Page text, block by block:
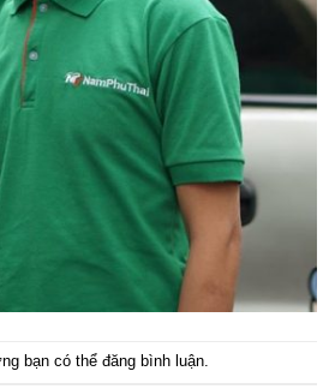
bạn có thể đăng bình luận.